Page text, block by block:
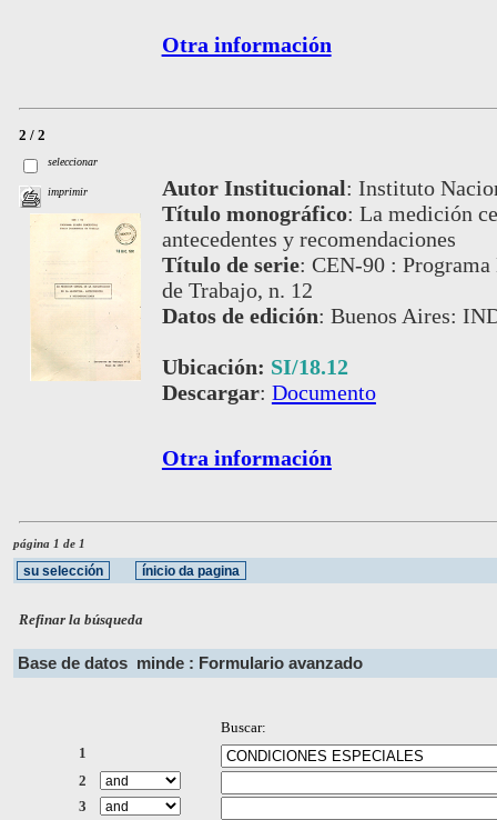
Otra información
2 / 2
seleccionar
imprimir Autor Institucional: Instituto
Título monográfico: La medición
antecedentes y recomendaciones
Título de serie: CEN-90 :
de Trabajo, n. 12
Datos de edición: Buenos Aires:
Ubicación: SI/18.12
Descargar: Documento
Otra información
página 1 de 1
Refinar la búsqueda
Base de datos minde : Formulario avanzado
Buscar:
1
2
3